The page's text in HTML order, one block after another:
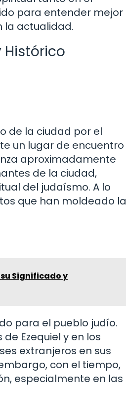
para entender mejor
la actualidad.
Histórico
de la ciudad por el
un lugar de encuentro
aproximadamente
de la ciudad,
del judaísmo. A lo
que han moldeado la
su Significado y
para el pueblo judío.
Ezequiel y en los
extranjeros en sus
con el tiempo,
especialmente en las